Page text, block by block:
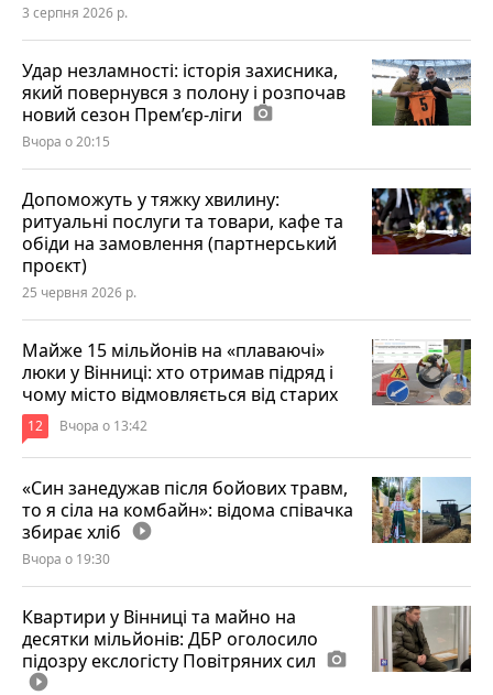
3 серпня 2026 р.
Удар незламності: історія захисника,
який повернувся з полону і розпочав
новий сезон Прем’єр-ліги photo_camera
Вчора о 20:15
Допоможуть у тяжку хвилину:
ритуальні послуги та товари, кафе та
обіди на замовлення (партнерський
проєкт)
25 червня 2026 р.
Майже 15 мільйонів на «плаваючі»
люки у Вінниці: хто отримав підряд і
чому місто відмовляється від старих
12 Вчора о 13:42
«Син занедужав після бойових травм,
то я сіла на комбайн»: відома співачка
збирає хліб play_circle_filled
Вчора о 19:30
Квартири у Вінниці та майно на
десятки мільйонів: ДБР оголосило
підозру екслогісту Повітряних сил photo_camera
play_circle_filled